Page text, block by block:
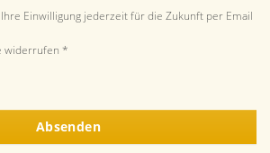
Einwilligung jederzeit für die Zukunft per Email
widerrufen *
Absenden